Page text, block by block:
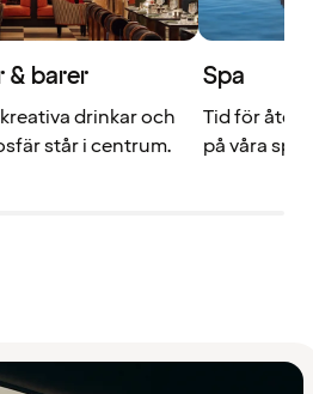
& barer
drinkar och
står i centrum.
Spa
Tid för
på våra